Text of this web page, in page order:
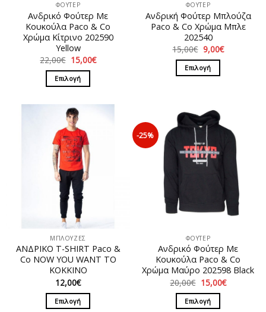
ΦΟΥΤΕΡ
Ανδρικό Φούτερ Με
Κουκούλα Paco & Co
Χρώμα Κίτρινο 202590
Υellow
22,00€ Original
price
was:
22,00€.
15,00€Η
Επιλογή
το
προϊόν
έχει
πολλαπλές
παραλλαγές.
Οι
επιλογές
μπορούν
να
επιλεγούν
στη
σελίδα
του
προϊόντος
ΦΟΥΤΕΡ
Ανδρική Φούτερ Μπλούζα
Paco & Co Χρώμα Μπλε
202540
15,00€ Original
price
was:
15,00€.
9,00€Η
Επιλογή
έχει
πολλαπλές
παραλλαγές.
Οι
επιλογές
επιλεγούν
του
προϊόντος
ΜΠΛΟΥΖΕΣ
ΑΝΔΡΙΚΟ T-SHIRT Paco &
Co NOW YOU WANT TO
ΚΟΚΚΙΝΟ
12,00€
Επιλογή
-25%
ΦΟΥΤΕΡ
Ανδρικό Φούτερ Με
Κουκούλα Paco & Co
Χρώμα Μαύρο 202598 Black
20,00€ Original
price
was:
20,00€.
15,00€Η
τρέχουσα
Επιλογή